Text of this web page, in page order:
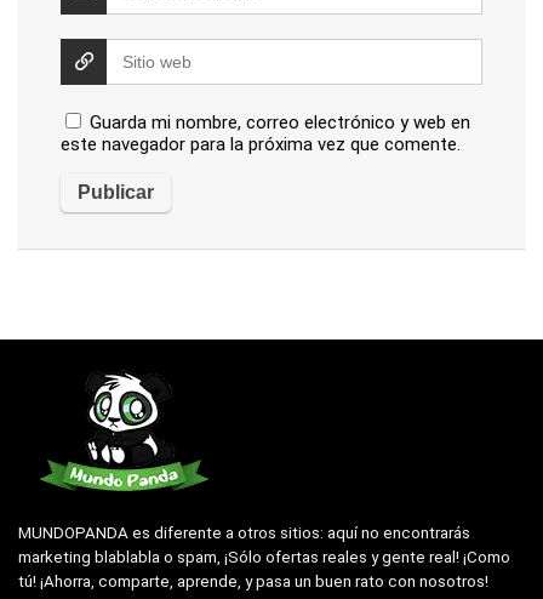
Guarda mi nombre, correo electrónico y web en
este navegador para la próxima vez que comente.
MUNDOPANDA es diferente a otros sitios: aquí no encontrarás
marketing blablabla o spam, ¡Sólo ofertas reales y gente real! ¡Como
tú! ¡Ahorra, comparte, aprende, y pasa un buen rato con nosotros!